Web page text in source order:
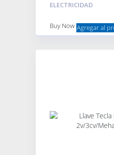
ELECTRICIDAD
Buy Now Agregar al